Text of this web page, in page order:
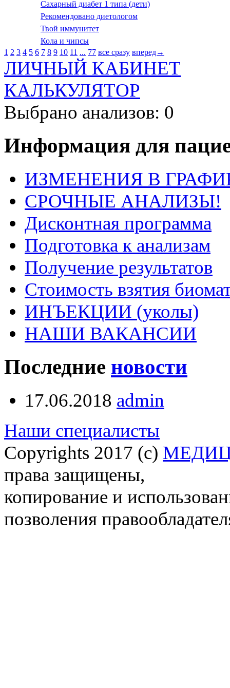
Сахарный диабет 1 типа (дети)
Рекомендовано диетологом
Твой иммунитет
Кола и чипсы
1 2 3 4 5 6 7 8 9 10 11 ... 77 все сразу вперед→
ЛИЧНЫЙ КАБИНЕТ
КАЛЬКУЛЯТОР
Выбрано анализов: 0
Информация для
ИЗМЕНЕНИЯ В
СРОЧНЫЕ АНАЛИЗЫ!
Дисконтная программа
Подготовка к анализам
Получение результатов
Стоимость взятия
ИНЪЕКЦИИ (уколы)
НАШИ ВАКАНСИИ
Последние новости
17.06.2018 admin
Наши специалисты
Copyrights 2017 (c)
права защищены,
копирование и
позволения